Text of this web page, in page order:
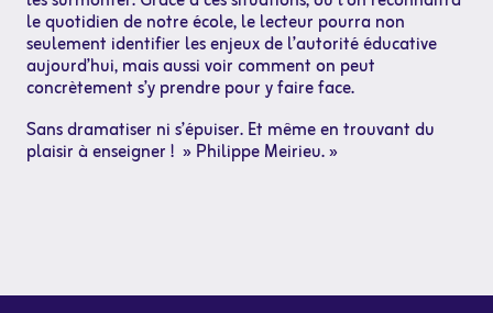
le quotidien de notre école, le lecteur pourra non
seulement identifier les enjeux de l’autorité éducative
aujourd’hui, mais aussi voir comment on peut
concrètement s’y prendre pour y faire face.
Sans dramatiser ni s’épuiser. Et même en trouvant du
plaisir à enseigner ! » Philippe Meirieu. »